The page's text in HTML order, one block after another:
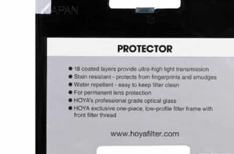
SAATAVUUS
Toimitus heti! (4 kpl varastossa)